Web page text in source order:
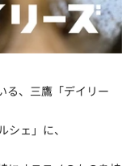
る、三鷹「デイリー
ェ」に、